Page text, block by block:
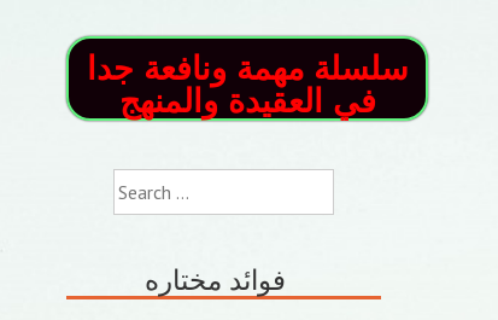
سلسلة مهمة ونافعة جدا
في العقيدة والمنهج
Search
for:
فوائد مختاره